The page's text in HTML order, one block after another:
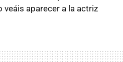
veáis aparecer a la actriz